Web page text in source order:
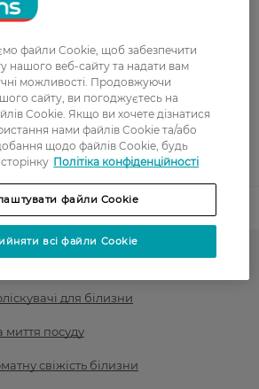
Показати більше
Показати більше
для білизни
миття посуду
свіжість білизни
файли Cookie, щоб забезпечити
нашого веб-сайту та надати вам
можливості. Продовжуючи
сайту, ви погоджуєтесь на
Cookie. Якщо ви хочете дізнатися
нами файлів Cookie та/або
щодо файлів Cookie, будь
Політіка конфіденційності
файли Cookie
всі файли Cookie